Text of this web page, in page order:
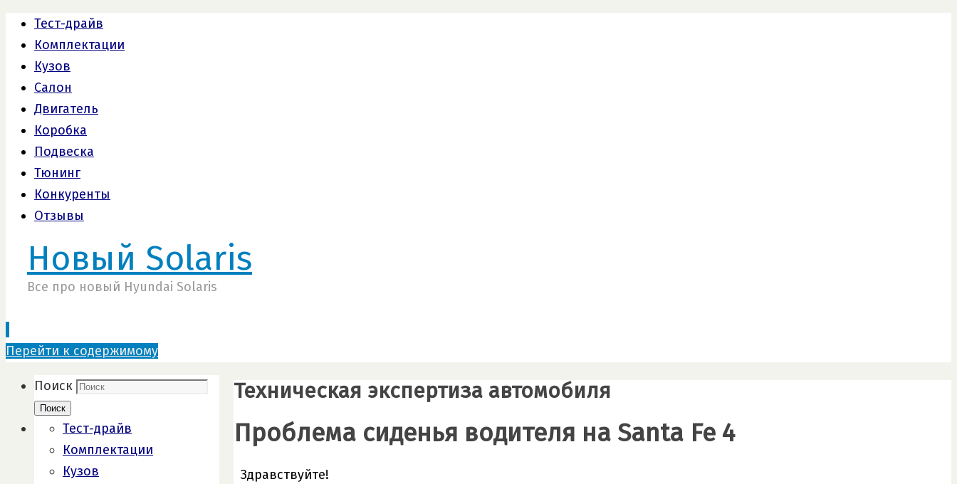
Тест-драйв
Комплектации
Кузов
Салон
Двигатель
Коробка
Подвеска
Тюнинг
Конкуренты
Отзывы
Новый Solaris
Все про новый Hyundai Solaris
Перейти к содержимому
Техническая экспертиза автомобиля
Проблема сиденья водителя на Santa Fe 4
Здравствуйте!
Поиск
Поиск
Тест-драйв
Комплектации
Кузов